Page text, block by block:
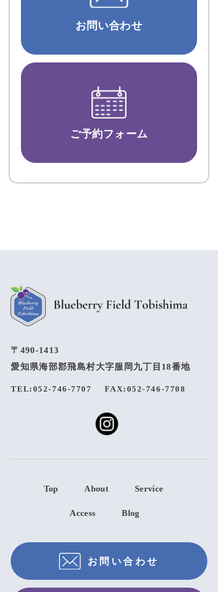
お問い合わせ
ご予約フォーム
〒490-1413
愛知県海部郡飛島村大字服岡九丁目18番地
TEL:052-746-7707 FAX:052-746-7708
Top About Service
Access Blog
お問い合わせ